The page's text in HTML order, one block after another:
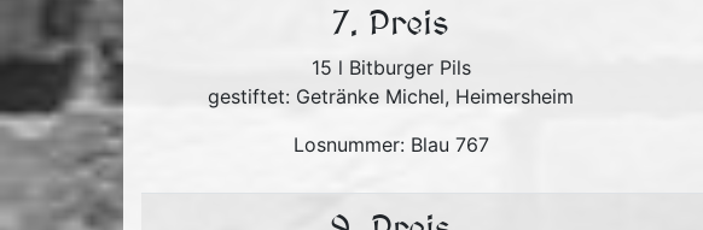
7. Preis
15 l Bitburger Pils
gestiftet: Getränke Michel, Heimersheim
Losnummer: Blau 767